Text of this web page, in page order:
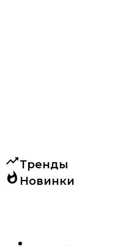
trending_upТренды
whatshot Новинки